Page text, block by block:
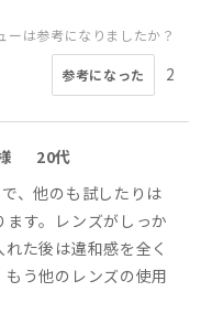
ーは参考になりましたか？
参考になった 2
20代
、他のも試したりは
す。レンズがしっか
た後は違和感を全く
う他のレンズの使用